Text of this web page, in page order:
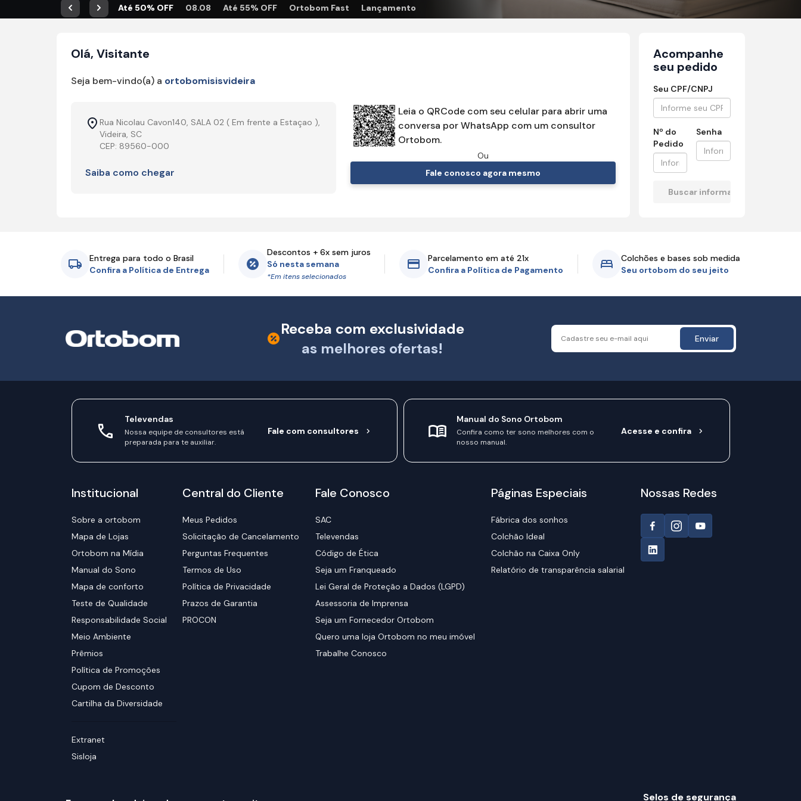
AnteriorPróximoAté 50% OFF 08.08 Até 55% OFF Ortobom Fast Lançamento
Olá, Visitante
Seja bem-vindo(a) a ortobomisisvideira
Rua Nicolau Cavon140, SALA 02 ( Em frente a Estaçao ),
Videira, SC
CEP: 89560-000
Saiba como chegar
Leia o QRCode com seu celular para abrir uma
conversa por WhatsApp com um consultor
Ortobom.
Ou
Fale conosco agora mesmo
Acompanhe
seu pedido
Seu CPF/CNPJ
Nº do
Pedido
Senha
Entrega para todo o Brasil
Confira a Política de Entrega
Descontos + 6x sem juros
Só nesta semana
*Em itens selecionados
Parcelamento em até 21x
Confira a Política de Pagamento
Colchões e bases sob medida
Seu ortobom do seu jeito
Receba com exclusividade
as melhores ofertas!
Enviar
Televendas
Nossa equipe de consultores está
preparada para te auxiliar.
Fale com consultores
Manual do Sono Ortobom
Confira como ter sono melhores com o
nosso manual.
Acesse e confira
Institucional
Sobre a ortobom
Mapa de Lojas
Ortobom na Mídia
Manual do Sono
Mapa de conforto
Teste de Qualidade
Responsabilidade Social
Meio Ambiente
Prêmios
Política de Promoções
Cupom de Desconto
Cartilha da Diversidade
Extranet
Sisloja
Central do Cliente
Meus Pedidos
Solicitação de Cancelamento
Perguntas Frequentes
Termos de Uso
Política de Privacidade
Prazos de Garantia
PROCON
Fale Conosco
SAC
Televendas
Código de Ética
Seja um Franqueado
Lei Geral de Proteção a Dados (LGPD)
Assessoria de Imprensa
Seja um Fornecedor Ortobom
Quero uma loja Ortobom no meu imóvel
Trabalhe Conosco
Páginas Especiais
Fábrica dos sonhos
Colchão Ideal
Colchão na Caixa Only
Relatório de transparência salarial
Nossas Redes
Selos de segurança